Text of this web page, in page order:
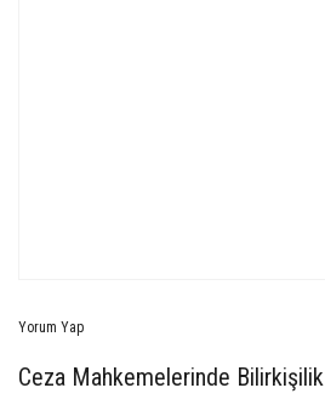
Yorum Yap
Ceza Mahkemelerinde Bilirkişilik